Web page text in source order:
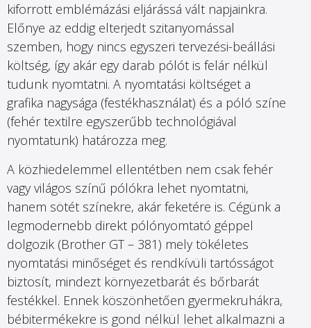
kiforrott emblémázási eljárássá vált napjainkra.
Előnye az eddig elterjedt szitanyomással
szemben, hogy nincs egyszeri tervezési-beállási
költség, így akár egy darab pólót is felár nélkül
tudunk nyomtatni. A nyomtatási költséget a
grafika nagysága (festékhasználat) és a póló színe
(fehér textilre egyszerűbb technológiával
nyomtatunk) határozza meg.
A közhiedelemmel ellentétben nem csak fehér
vagy világos színű pólókra lehet nyomtatni,
hanem sötét színekre, akár feketére is. Cégünk a
legmodernebb direkt pólónyomtató géppel
dolgozik (Brother GT – 381) mely tökéletes
nyomtatási minőséget és rendkívüli tartósságot
biztosít, mindezt környezetbarát és bőrbarát
festékkel. Ennek köszönhetően gyermekruhákra,
bébitermékekre is gond nélkül lehet alkalmazni a